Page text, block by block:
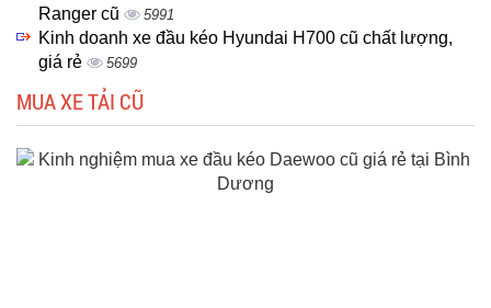
Ranger cũ
5991
Kinh doanh xe đầu kéo Hyundai H700 cũ chất lượng,
giá rẻ
5699
MUA XE TẢI CŨ